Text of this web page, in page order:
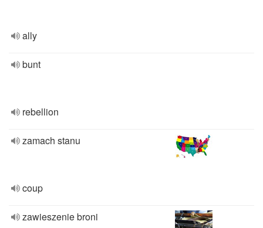
ally
bunt
rebellion
zamach stanu
coup
zawieszenie broni